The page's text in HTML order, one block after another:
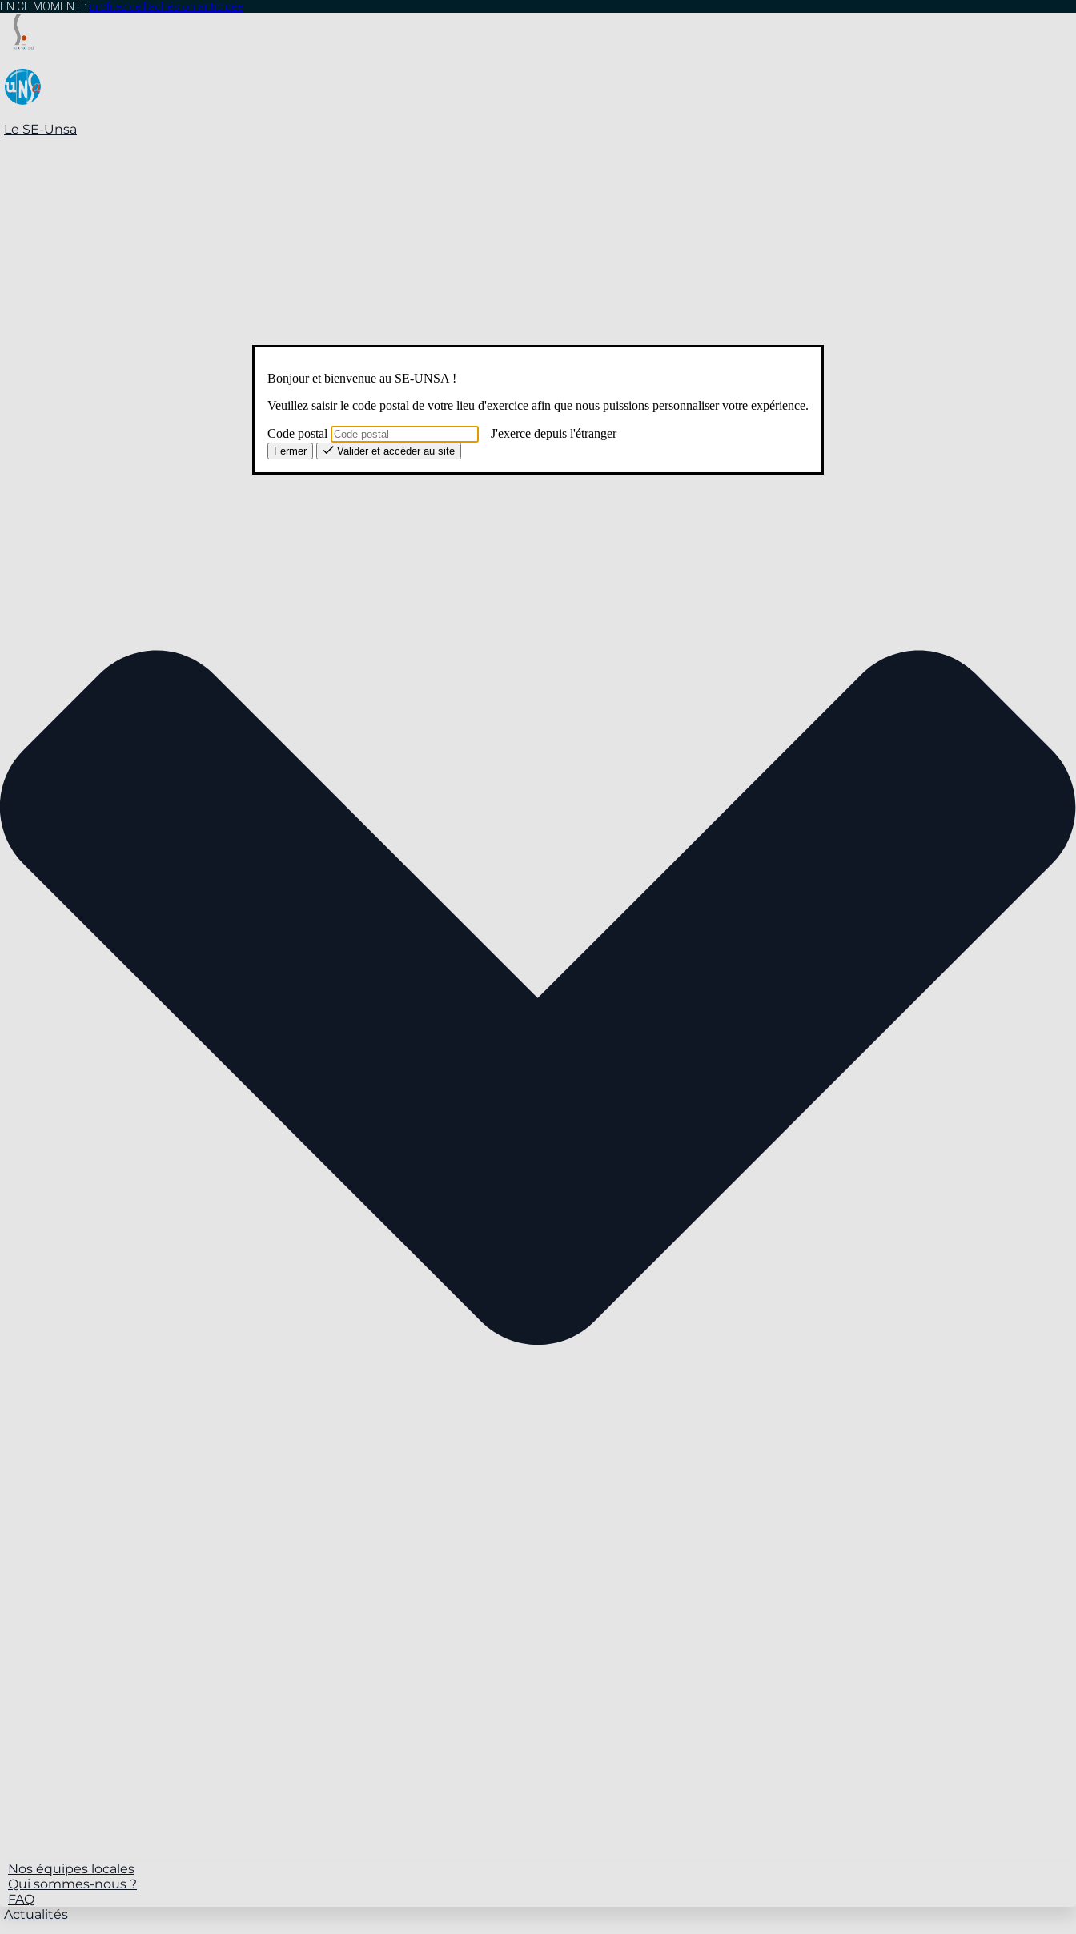
principal
EN CE MOMENT : profitez de l’adhésion anticipée
Le SE-Unsa
Nos équipes locales
Qui sommes-nous ?
FAQ
Actualités
Bonjour et bienvenue au SE-UNSA !
Veuillez saisir le code postal de votre lieu d'exercice afin que nous puissions personnaliser votre expérience.
Code postal J'exerce depuis l'étranger
Fermer Valider et accéder au site